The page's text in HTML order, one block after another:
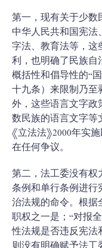
第一，现有关于少
中华人民共和国宪
字法、教育法等，
利，也明确了民族
概括性和倡导性的“
十九条）来限制乃
外，这些语言文字
数民族的语言文字
《立法法》2000年实
在任何争议。
第二，法工委没有
条例和单行条例进
治法规的命令。根
职权之一是；“对报
性法规是否违反宪法